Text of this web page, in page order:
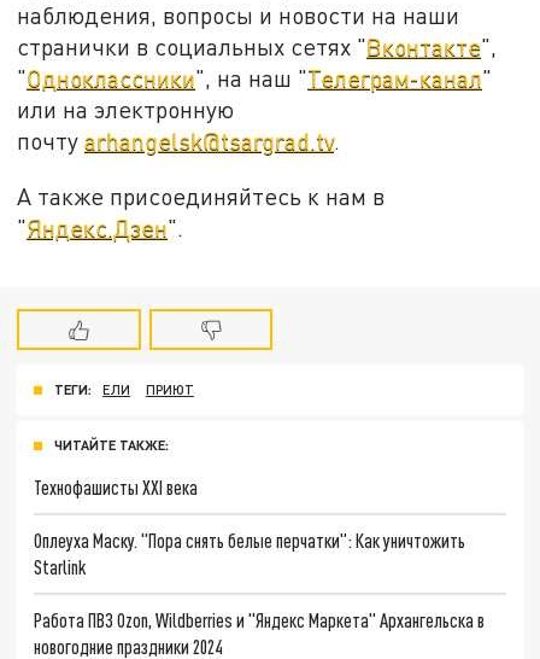
наблюдения, вопросы и новости на наши
странички в социальных сетях "Вконтакте",
"Одноклассники", на наш "Телеграм-канал"
или на электронную
почтуarhangelsk@tsargrad.tv.
А также присоединяйтесь к нам в
"Яндекс.Дзен".
ТЕГИ: ЕЛИ ПРИЮТ
ЧИТАЙТЕ ТАКЖЕ:
Технофашисты XXI века
Оплеуха Маску. "Пора снять белые перчатки": Как уничтожить
Starlink
Работа ПВЗ Ozon, Wildberries и "Яндекс Маркета" Архангельска в
новогодние праздники 2024